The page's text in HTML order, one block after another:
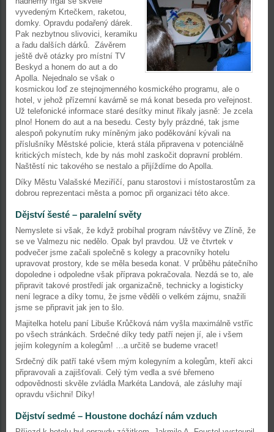
vyvedeným Krtečkem, raketou,
domky. Opravdu podařený dárek.
Pak nezbytnou slivovici, keramiku
a řadu dalších dárků. Závěrem
ještě dvě otázky pro místní TV
Beskyd a honem do aut a do
Apolla. Nejednalo se však o
kosmickou loď ze stejnojmenného kosmického programu, ale o
hotel, v jehož přízemní kavárně se má konat beseda pro veřejnost.
Už telefonické informace staré desítky minut říkaly jasně: Je zcela
plno! Honem do aut a na besedu. Cesty byly prázdné, tak jsme
alespoň pokynutím ruky míněným jako poděkování kývali na
příslušníky Městské policie, která stála připravena v potenciálně
kritických místech, kde by nás mohl zaskočit dopravní problém.
Naštěstí nic takového se nestalo a přijíždíme do Apolla.
Díky Městu Valašské Meziříčí, panu starostovi i místostarostům za
dobrou reprezentaci města a pomoc při organizaci této akce.
Dějství šesté – paralelní světy
Nemyslete si však, že když probíhal program návštěvy ve Zlíně, že
se ve Valmezu nic nedělo. Opak byl pravdou. Už ve čtvrtek v
podvečer jsme začali společně s kolegy a pracovníky hotelu
upravovat prostory, kde se měla beseda konat. V průběhu pátečního
dopoledne i odpoledne však příprava pokračovala. Nezdá se to, ale
připravit takové prostředí jak organizačně, technicky a logisticky
není legrace a díky tomu, že jsme věděli o velkém zájmu, snažili
jsme se připravit jak jen to šlo.
Majitelka hotelu paní Libuše Krůčková nám vyšla maximálně vstříc
po všech stránkách. Srdečné díky tedy patří nejen jí, ale i všem
jejím kolegyním a kolegům! …a určitě se budeme vracet!
Srdečný dík patří také všem mým kolegyním a kolegům, kteří akci
připravovali a zajišťovali. Celý tým vedla a své břemeno
odpovědnosti skvěle zvládla Markéta Landová, ale zásluhy mají
opravdu všichni! Díky!
Dějství sedmé – Houstone dochází nám vzduch